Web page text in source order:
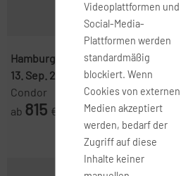
Hamburg ( HAM )-Punta Cana ( PUJ )
13. Sep. 2026
18. Sep. 2026
Condor
ab 815 €
Videoplattformen und
Social-Media-
Plattformen werden
standardmäßig
blockiert. Wenn
Cookies von externen
Medien akzeptiert
werden, bedarf der
Zugriff auf diese
Inhalte keiner